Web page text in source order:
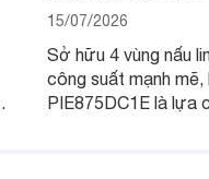
15/07/2026
Sở hữu 4 vùng nấu
công suất mạnh
PIE875DC1E là lựa